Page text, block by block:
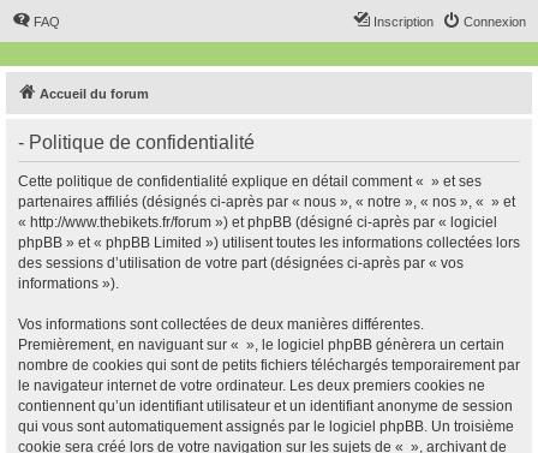
FAQ Connexion
Inscription
Accueil du forum
- Politique de confidentialité
Cette politique de confidentialité explique en détail comment « » et ses
partenaires affiliés (désignés ci-après par « nous », « notre », « nos », « » et
« http://www.thebikets.fr/forum ») et phpBB (désigné ci-après par « logiciel
phpBB » et « phpBB Limited ») utilisent toutes les informations collectées lors
des sessions d’utilisation de votre part (désignées ci-après par « vos
informations »).
Vos informations sont collectées de deux manières différentes.
Premièrement, en naviguant sur « », le logiciel phpBB génèrera un certain
nombre de cookies qui sont de petits fichiers téléchargés temporairement par
le navigateur internet de votre ordinateur. Les deux premiers cookies ne
contiennent qu’un identifiant utilisateur et un identifiant anonyme de session
qui vous sont automatiquement assignés par le logiciel phpBB. Un troisième
cookie sera créé lors de votre navigation sur les sujets de « », archivant de